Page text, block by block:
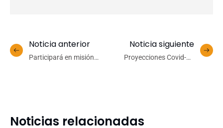
Noticia anterior
Participará en misión
Noticia siguiente
Proyecciones Covid-19
Noticias relacionadas